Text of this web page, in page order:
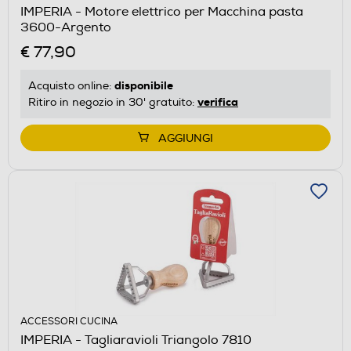
IMPERIA - Motore elettrico per Macchina pasta
3600-Argento
€ 77,90
Acquisto online: disponibile
Ritiro in negozio in 30' gratuito: verifica
AGGIUNGI
ACCESSORI CUCINA
IMPERIA - Tagliaravioli Triangolo 7810